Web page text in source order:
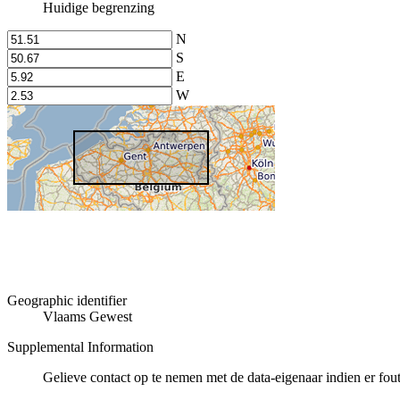
Huidige begrenzing
N
S
E
W
Geographic identifier
Vlaams Gewest
Supplemental Information
Gelieve contact op te nemen met de data-eigenaar indien er